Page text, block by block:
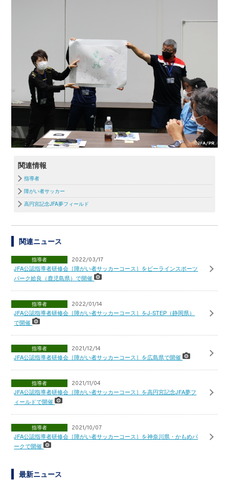
関連情報
指導者
障がい者サッカー
高円宮記念JFA夢フィールド
関連ニュース
指導者 2022/03/17
JFA公認指導者研修会［障がい者サッカーコース］をビーラインスポーツ
パーク姶良（鹿児島県）で開催
指導者 2022/01/14
JFA公認指導者研修会［障がい者サッカーコース］をJ-STEP（静岡県）
で開催
指導者 2021/12/14
JFA公認指導者研修会［障がい者サッカーコース］を広島県で開催
指導者 2021/11/04
JFA公認指導者研修会［障がい者サッカーコース］を高円宮記念JFA夢フ
ィールドで開催
指導者 2021/10/07
JFA公認指導者研修会［障がい者サッカーコース］を神奈川県・かもめパ
ークで開催
最新ニュース